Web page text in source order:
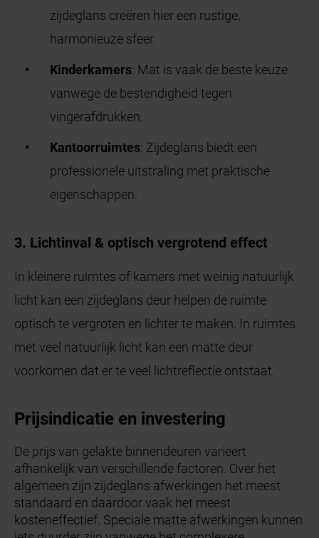
zijdeglans creëren hier een rustige,
harmonieuze sfeer.
Kinderkamers: Mat is vaak de beste keuze
vanwege de bestendigheid tegen
vingerafdrukken.
Kantoorruimtes: Zijdeglans biedt een
professionele uitstraling met praktische
eigenschappen.
3. Lichtinval & optisch vergrotend effect
In kleinere ruimtes of kamers met weinig natuurlijk
licht kan een zijdeglans deur helpen de ruimte
optisch te vergroten en lichter te maken. In ruimtes
met veel natuurlijk licht kan een matte deur
voorkomen dat er te veel lichtreflectie ontstaat.
Prijsindicatie en investering
De prijs van gelakte binnendeuren varieert
afhankelijk van verschillende factoren. Over het
algemeen zijn zijdeglans afwerkingen het meest
standaard en daardoor vaak het meest
kosteneffectief. Speciale matte afwerkingen kunnen